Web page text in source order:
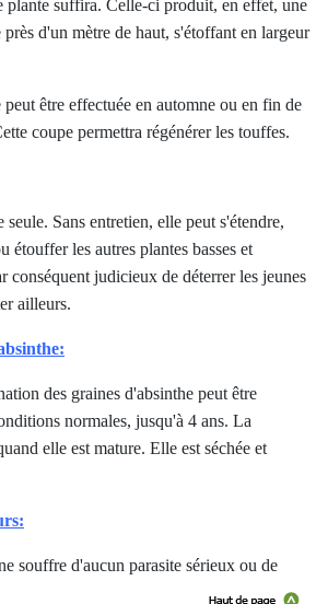
plante suffira. Celle-ci produit, en effet, une
près d'un mètre de haut, s'étoffant en largeur
être effectuée en automne ou en fin de
coupe permettra régénérer les touffes.
seule. Sans entretien, elle peut s'étendre,
étouffer les autres plantes basses et
conséquent judicieux de déterrer les jeunes
ailleurs.
des graines d'absinthe peut être
normales, jusqu'à 4 ans. La
elle est mature. Elle est séchée et
souffre d'aucun parasite sérieux ou de